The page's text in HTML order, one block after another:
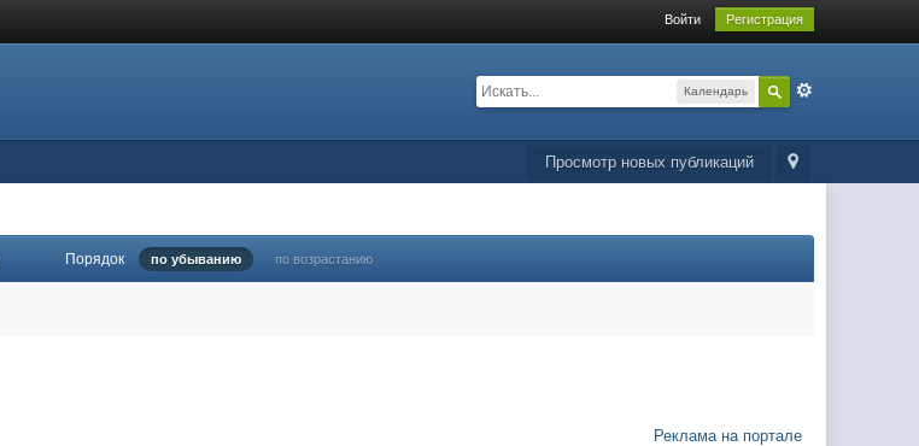
Войти Регистрация
Календарь
Просмотр новых публикаций
Порядок по убыванию по возрастанию
Реклама на портале